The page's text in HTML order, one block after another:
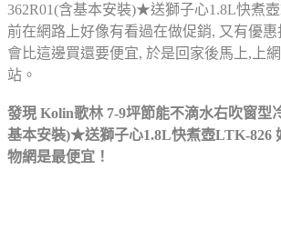
362R01(含基本安裝)★送獅子心1.8L快煮
前在網路上好像有看過在做促銷, 又有優
會比這邊買還要便宜, 於是回家後馬上,上
站。
發現 Kolin歌林 7-9坪節能不滴水右吹窗型
基本安裝)★送獅子心1.8L快煮壺LTK-826
物網是最便宜！